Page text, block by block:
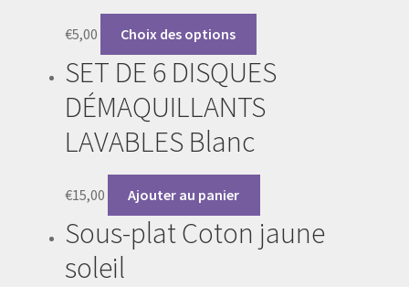
€5,00 Choix des options
a
variations.
choisies
sur
SET DE 6 DISQUES
DÉMAQUILLANTS
LAVABLES Blanc
€15,00 Ajouter au panier
Sous-plat Coton jaune
soleil